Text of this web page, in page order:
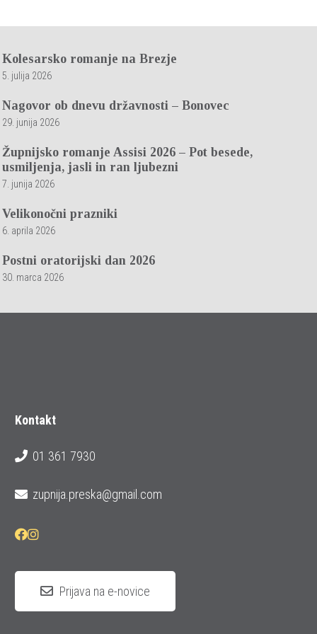
Kolesarsko romanje na Brezje
5. julija 2026
Nagovor ob dnevu državnosti – Bonovec
29. junija 2026
Župnijsko romanje Assisi 2026 – Pot besede,
usmiljenja, jasli in ran ljubezni
7. junija 2026
Velikonočni prazniki
6. aprila 2026
Postni oratorijski dan 2026
30. marca 2026
Kontakt
01 361 7930
zupnija.preska@gmail.com
Prijava na e-novice